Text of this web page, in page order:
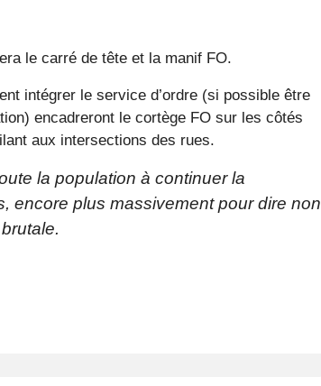
le carré de tête et la manif FO.
intégrer le service d’ordre (si possible être
encadreront le cortège FO sur les côtés
aux intersections des rues.
la population à continuer la
encore plus massivement pour dire non